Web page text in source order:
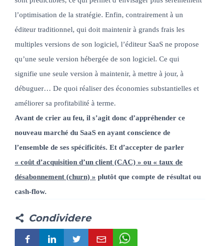
l’optimisation de la stratégie. Enfin, contrairement à un
éditeur traditionnel, qui doit maintenir à grands frais les
multiples versions de son logiciel, l’éditeur SaaS ne propose
qu’une seule version hébergée de son logiciel. Ce qui
signifie une seule version à maintenir, à mettre à jour, à
débuguer… De quoi réaliser des économies substantielles et
améliorer sa profitabilité à terme.
Avant de crier au feu, il s’agit donc d’appréhender ce
nouveau marché du SaaS en ayant conscience de
l’ensemble de ses spécificités. Et d’accepter de parler
« coût d’acquisition d’un client (CAC) » ou « taux de
désabonnement (churn) » plutôt que compte de résultat ou
cash-flow.
Condividere